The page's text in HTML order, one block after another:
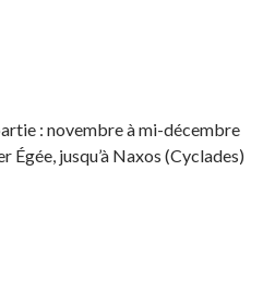
: novembre à mi-décembre
Égée, jusqu’à Naxos (Cyclades)